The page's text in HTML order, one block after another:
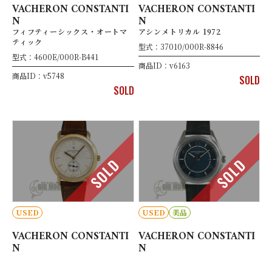
VACHERON CONSTANTI
N
フィフティーシックス・オートマ
ティック
型式：4600E/000R-B441
商品ID：v5748
SOLD
VACHERON CONSTANTI
N
アシンメトリカル 1972
型式：37010/000R-8846
商品ID：v6163
SOLD
SOLD
USED
VACHERON CONSTANTI
N
SOLD
USED 美品
VACHERON CONSTANTI
N